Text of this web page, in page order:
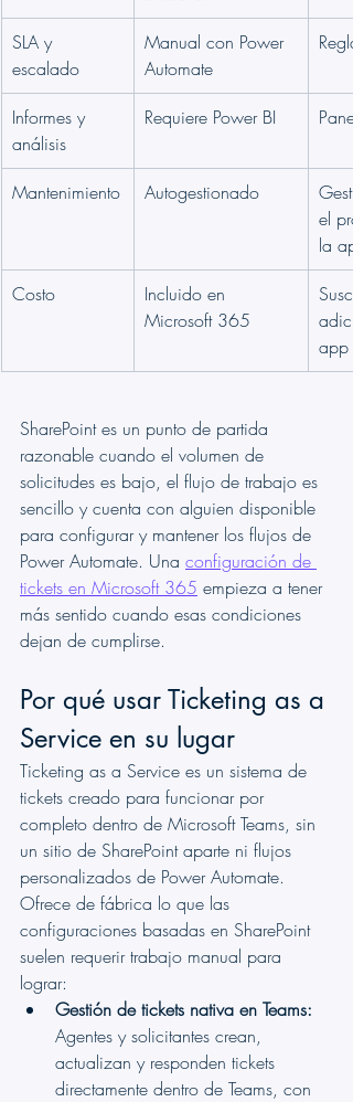
SLA y
escalado
Manual con Power
Automate
Informes y
análisis
Requiere Power BI
Mantenimiento Autogestionado
el
la
Costo
Incluido en
Microsoft 365
app
SharePoint es un punto de partida
razonable cuando el volumen de
solicitudes es bajo, el flujo de trabajo es
sencillo y cuenta con alguien disponible
para configurar y mantener los flujos de
Power Automate. Una configuración de
tickets en Microsoft 365 empieza a tener
más sentido cuando esas condiciones
dejan de cumplirse.
Por qué usar Ticketing as a
Service en su lugar
Ticketing as a Service es un sistema de
tickets creado para funcionar por
completo dentro de Microsoft Teams, sin
un sitio de SharePoint aparte ni flujos
personalizados de Power Automate.
Ofrece de fábrica lo que las
configuraciones basadas en SharePoint
suelen requerir trabajo manual para
lograr:
Gestión de tickets nativa en Teams:
Agentes y solicitantes crean,
actualizan y responden tickets
directamente dentro de Teams, con